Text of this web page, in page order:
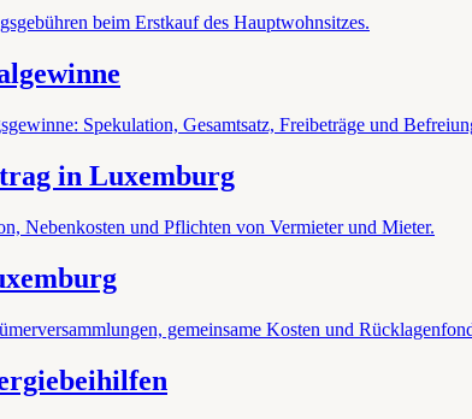
beim Erstkauf des Hauptwohnsitzes.
Spekulation, Gesamtsatz, Freibeträge und
in Luxemburg
Nebenkosten und Pflichten von Vermieter und Mieter.
gemeinsame Kosten und